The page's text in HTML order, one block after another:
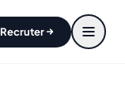
Recruter